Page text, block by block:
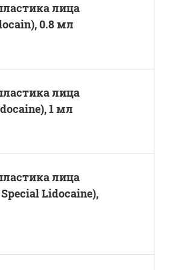
лица
0.8 мл
лица
1 мл
лица
Lidocaine),